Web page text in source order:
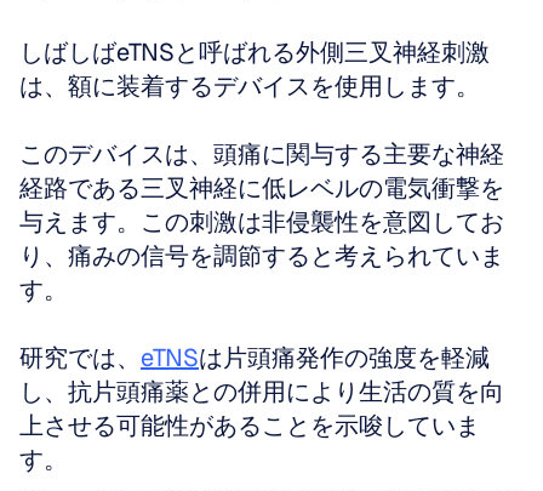
しばしばeTNSと呼ばれる外側三叉神経刺激
は、額に装着するデバイスを使用します。
このデバイスは、頭痛に関与する主要な神経
経路である三叉神経に低レベルの電気衝撃を
与えます。この刺激は非侵襲性を意図してお
り、痛みの信号を調節すると考えられていま
す。
研究では、 eTNSは片頭痛発作の強度を軽減
し、抗片頭痛薬との併用により生活の質を向
上させる可能性があることを示唆していま
す。